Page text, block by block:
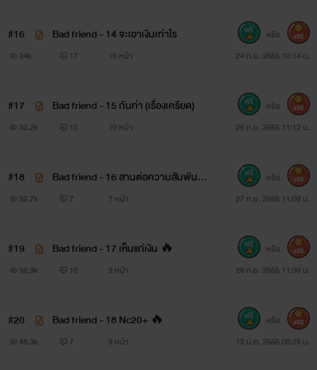
#16 Bad friend - 14 จะเอาเงินเท่าไร
34k 17 10 หน้า 24 ก.ย. 2565 10:14 น.
หรือ 400
#17 Bad friend - 15 กันท่า (เรื่องเครียด)
33.2k 10 10 หน้า 25 ก.ย. 2565 11:12 น.
หรือ 400
#18
Bad friend - 16 สานต่อความสัมพันธ์
🔥
32.7k 7 7 หน้า 27 ก.ย. 2565 11:08 น.
หรือ 300
#19 Bad friend - 17 เห็นแก่เงิน 🔥
32.9k 10 9 หน้า 28 ก.ย. 2565 11:36 น.
หรือ 400
#20 Bad friend - 18 Nc20+ 🔥
48.3k 7 9 หน้า 13 ม.ค. 2566 08:25 น.
หรือ 400